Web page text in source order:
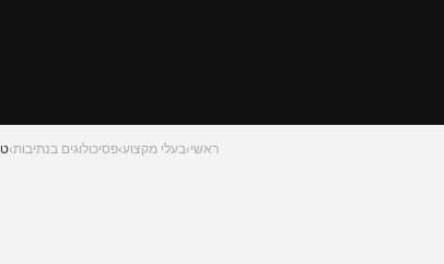
ראשי›בעלי מקצוע›פסיכולוגים בנתיבות›